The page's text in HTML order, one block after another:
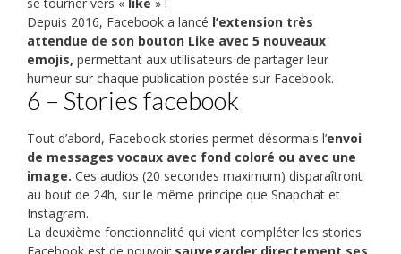
Depuis 2016, Facebook a lancé l’extension très
attendue de son bouton Like avec 5 nouveaux
emojis, permettant aux utilisateurs de partager leur
humeur sur chaque publication postée sur Facebook.
6 – Stories facebook
Tout d’abord, Facebook stories permet désormais l’envoi
de messages vocaux avec fond coloré ou avec une
image. Ces audios (20 secondes maximum) disparaîtront
au bout de 24h, sur le même principe que Snapchat et
Instagram.
La deuxième fonctionnalité qui vient compléter les stories